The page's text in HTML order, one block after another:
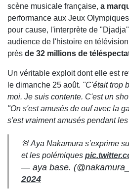
scène musicale française, a
performance aux Jeux
pour cause, l'interprète de
audience de l'histoire en
près de 32 millions de
Un véritable exploit dont elle est
le dimanche 25 août. "C'était trop
moi. Je suis contente. C'est un
"On s'est amusés de ouf avec la
s'est vraiment amusés pendant
🚨 Aya Nakamura s’exprime
et les polémiques
— aya base.
2024